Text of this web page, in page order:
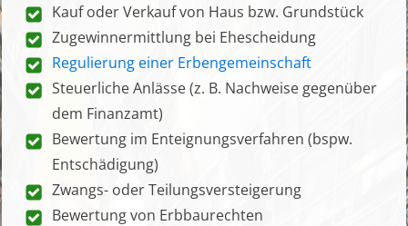
Kauf oder Verkauf von Haus bzw. Grundstück
Zugewinnermittlung bei Ehescheidung
Regulierung einer Erbengemeinschaft
Steuerliche Anlässe (z. B. Nachweise gegenüber
dem Finanzamt)
Bewertung im Enteignungsverfahren (bspw.
Entschädigung)
Zwangs- oder Teilungsversteigerung
Bewertung von Erbbaurechten